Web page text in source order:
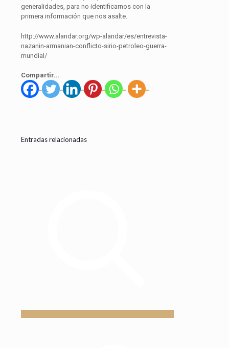
generalidades, para no identificarnos con la
primera información que nos asalte.
http://www.alandar.org/wp-alandar/es/entrevista-
nazanin-armanian-conflicto-sirio-petroleo-guerra-
mundial/
Compartir...
Entradas relacionadas